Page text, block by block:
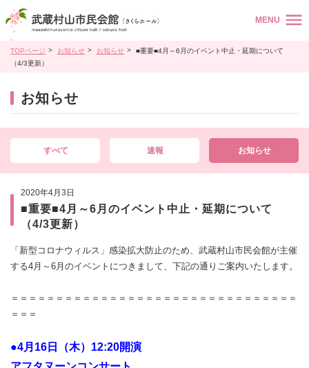
MENU
TOPページ お知らせ お知らせ
■重要■4月～6月のイベント中止・延期について
（4/3更新）
お知らせ
すべて 速報 お知らせ
2020年4月3日
■重要■4月～6月のイベント中止・延期について
（4/3更新）
「新型コロナウィルス」感染拡大防止のため、武蔵村山市民会館が主催
する4月～6月のイベントにつきまして、下記の通りご案内いたします。
＝＝＝＝＝＝＝＝＝＝＝＝＝＝＝＝＝＝＝＝＝＝＝＝＝＝＝＝＝＝＝＝
＝＝＝
●4月16日（木）12:20開演